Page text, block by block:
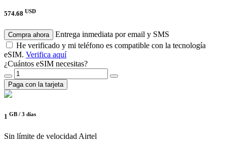
574.68 USD
Compra ahora
Entrega inmediata por email y SMS
He verificado y mi teléfono es compatible con la tecnología
eSIM. Verifica aquí
¿Cuántos eSIM necesitas?
Paga con la tarjeta
1 GB / 3 días
Sin límite de velocidad Airtel